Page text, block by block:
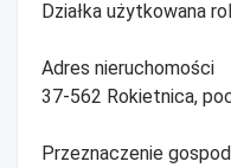
Działka użytkowana
Adres nieruchomości
37-562 Rokietnica,
Przeznaczenie